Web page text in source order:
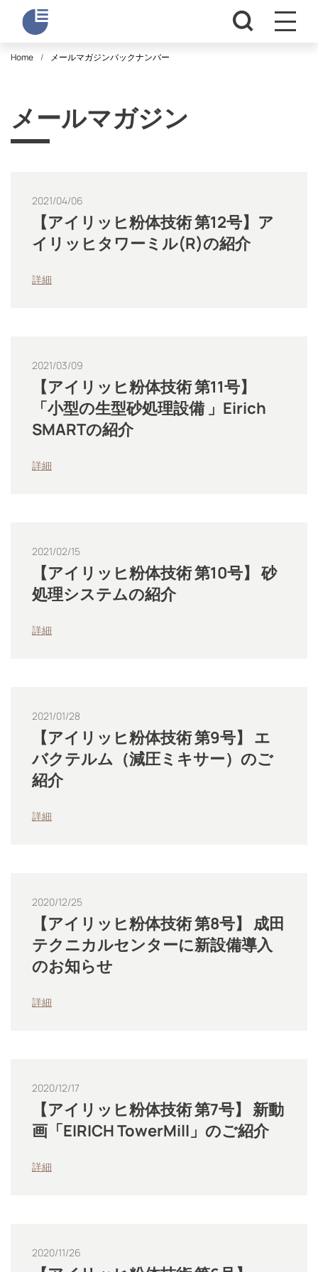
Home メールマガジンバックナンバー
メールマガジン
2021/04/06
【アイリッヒ粉体技術 第12号】ア
イリッヒタワーミル(R)の紹介
詳細
2021/03/09
【アイリッヒ粉体技術 第11号】
「小型の生型砂処理設備 」Eirich
SMARTの紹介
詳細
2021/02/15
【アイリッヒ粉体技術 第10号】 砂
処理システムの紹介
詳細
2021/01/28
【アイリッヒ粉体技術 第9号】 エ
バクテルム（減圧ミキサー）のご
紹介
詳細
2020/12/25
【アイリッヒ粉体技術 第8号】 成田
テクニカルセンターに新設備導入
のお知らせ
詳細
2020/12/17
【アイリッヒ粉体技術 第7号】 新動
画「EIRICH TowerMill」のご紹介
詳細
2020/11/26